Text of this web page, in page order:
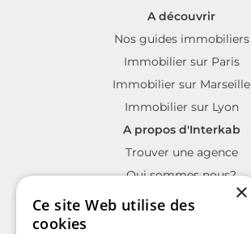
A découvrir
Nos guides immobiliers
Immobilier sur Paris
Immobilier sur Marseille
Immobilier sur Lyon
A propos d'Interkab
Trouver une agence
Qui sommes nous?
La charte Interkab
×
Ce site Web utilise des
cookies